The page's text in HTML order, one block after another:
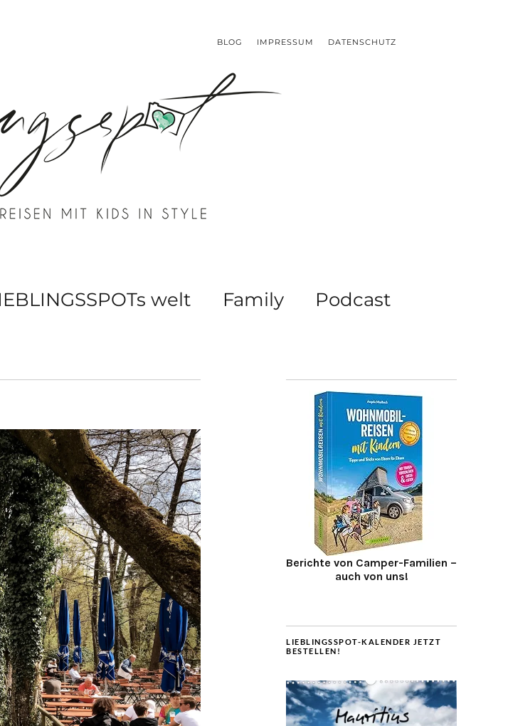
BLOG IMPRESSUM DATENSCHUTZ
welt Family Podcast
Berichte von Camper-Familien –
auch von uns!
LIEBLINGSSPOT-KALENDER JETZT
BESTELLEN!